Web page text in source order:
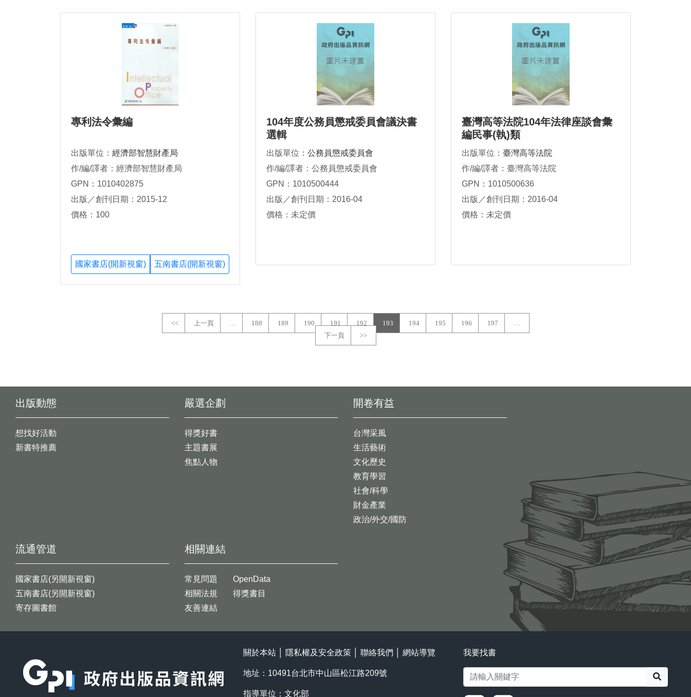
專利法令彙編
出版單位： 經濟部智慧財產局
作/編/譯者：經濟部智慧財產局
GPN：1010402875
出版／創刊日期：2015-12
價格：100
國家書店(開新視窗) 五南書店(開新視窗)
104年度公務員懲戒委員會議決書
選輯
出版單位： 公務員懲戒委員會
作/編/譯者：公務員懲戒委員會
GPN：1010500444
出版／創刊日期：2016-04
價格：未定價
臺灣高等法院104年法律座談會彙
編民事(執)類
出版單位： 臺灣高等法院
作/編/譯者：臺灣高等法院
GPN：1010500636
出版／創刊日期：2016-04
價格：未定價
<< 上一頁 … 188 189 190 191 192 193 194 195 196 197
…
下一頁
>>
出版動態
想找好活動
新書特推薦
開卷有益
台灣采風
生活藝術
文化歷史
教育學習
社會/科學
財金產業
政治/外交/國防
嚴選企劃
得獎好書
主題書展
焦點人物
流通管道
國家書店(另開新視窗)
五南書店(另開新視窗)
寄存圖書館
相關連結
常見問題
相關法規
友善連結
OpenData
得獎書目
關於本站 隱私權及安全政策 聯絡我們 網站導覽
地址：10491台北市中山區松江路209號
指導單位：文化部
我要找書